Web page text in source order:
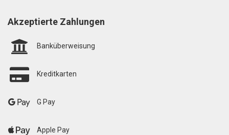
Akzeptierte Zahlungen
Banküberweisung
Kreditkarten
G Pay
Apple Pay